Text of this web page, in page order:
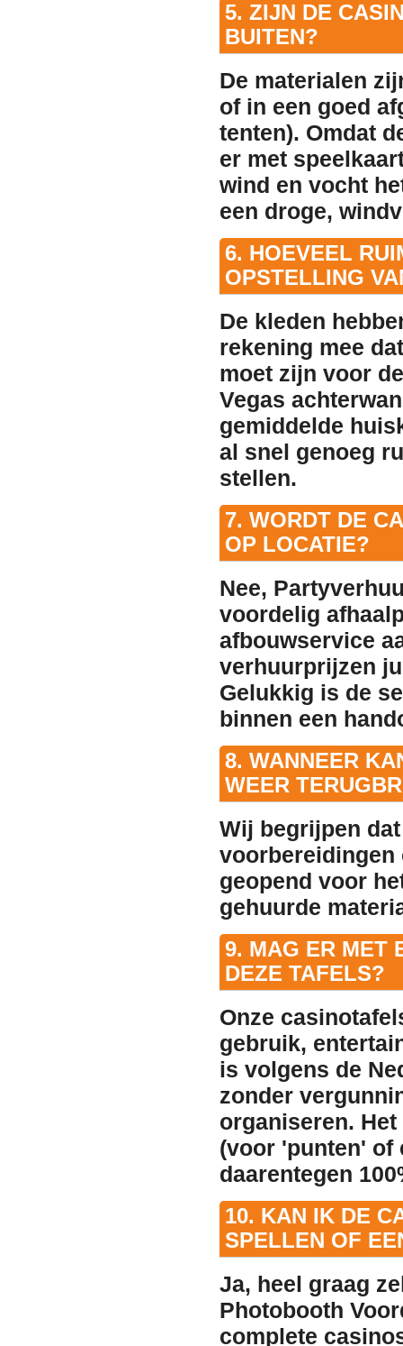
5. ZIJN DE
BUITEN?
De materialen
of in een goed
tenten). Omdat
er met
wind en vocht
een droge,
6. HOEVEEL
OPSTELLING
De kleden
rekening mee
moet zijn voor
Vegas
gemiddelde
al snel genoeg
stellen.
7. WORDT DE
OP LOCATIE?
Nee,
voordelig
afbouwservice
verhuurprijzen
Gelukkig is de
binnen een
8. WANNEER
WEER
Wij begrijpen
geopend voor
gehuurde
9. MAG ER MET
DEZE TAFELS?
Onze
gebruik,
is volgens de
zonder
organiseren.
(voor 'punten' of
daarentegen
10. KAN IK DE
SPELLEN OF
Ja, heel graag
Photobooth
complete